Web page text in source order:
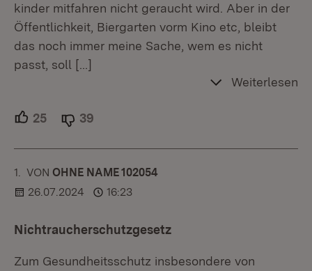
kinder mitfahren nicht geraucht wird. Aber in der
Öffentlichkeit, Biergarten vorm Kino etc, bleibt
das noch immer meine Sache, wem es nicht
passt, soll […]
Weiterlesen
25 Unterstützer.
39
1. KOMMENTAR
VON :OHNE NAME 102054
26.07.2024
16:23
Nichtraucherschutzgesetz
Zum Gesundheitsschutz insbesondere von